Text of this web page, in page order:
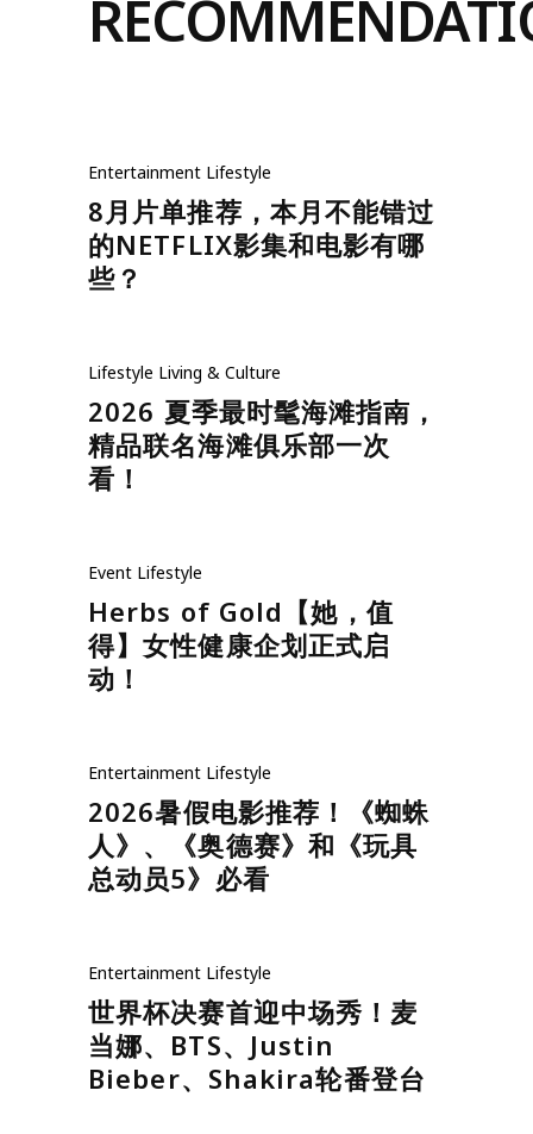
Entertainment Lifestyle
8月片单推荐，本月不能错过
的NETFLIX影集和电影有哪
些？
Lifestyle Living & Culture
2026 夏季最时髦海滩指南，
精品联名海滩俱乐部一次
看！
Event Lifestyle
Herbs of Gold【她，值
得】女性健康企划正式启
动！
Entertainment Lifestyle
2026暑假电影推荐！《蜘蛛
人》、《奥德赛》和《玩具
总动员5》必看
Entertainment Lifestyle
世界杯决赛首迎中场秀！麦
当娜、BTS、Justin
Bieber、Shakira轮番登台